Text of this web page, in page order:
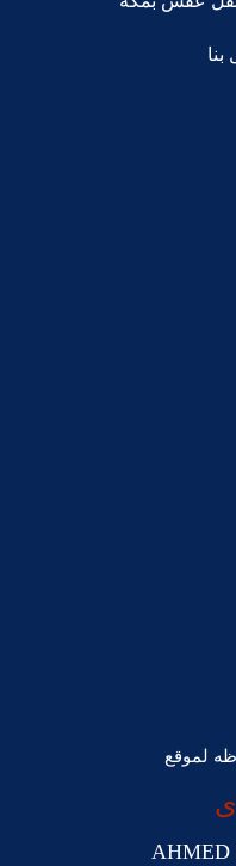
بنا
لموقع